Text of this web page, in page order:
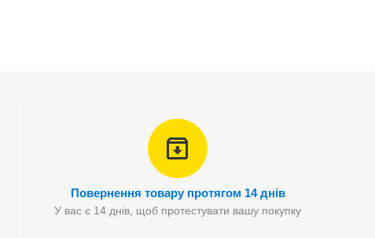
Повернення товару протягом 14 днів
У вас є 14 днів, щоб протестувати вашу покупку